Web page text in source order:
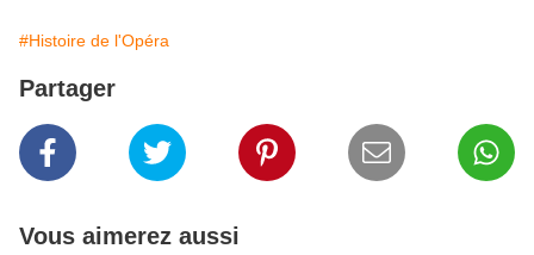
#Histoire de l'Opéra
Partager
Vous aimerez aussi